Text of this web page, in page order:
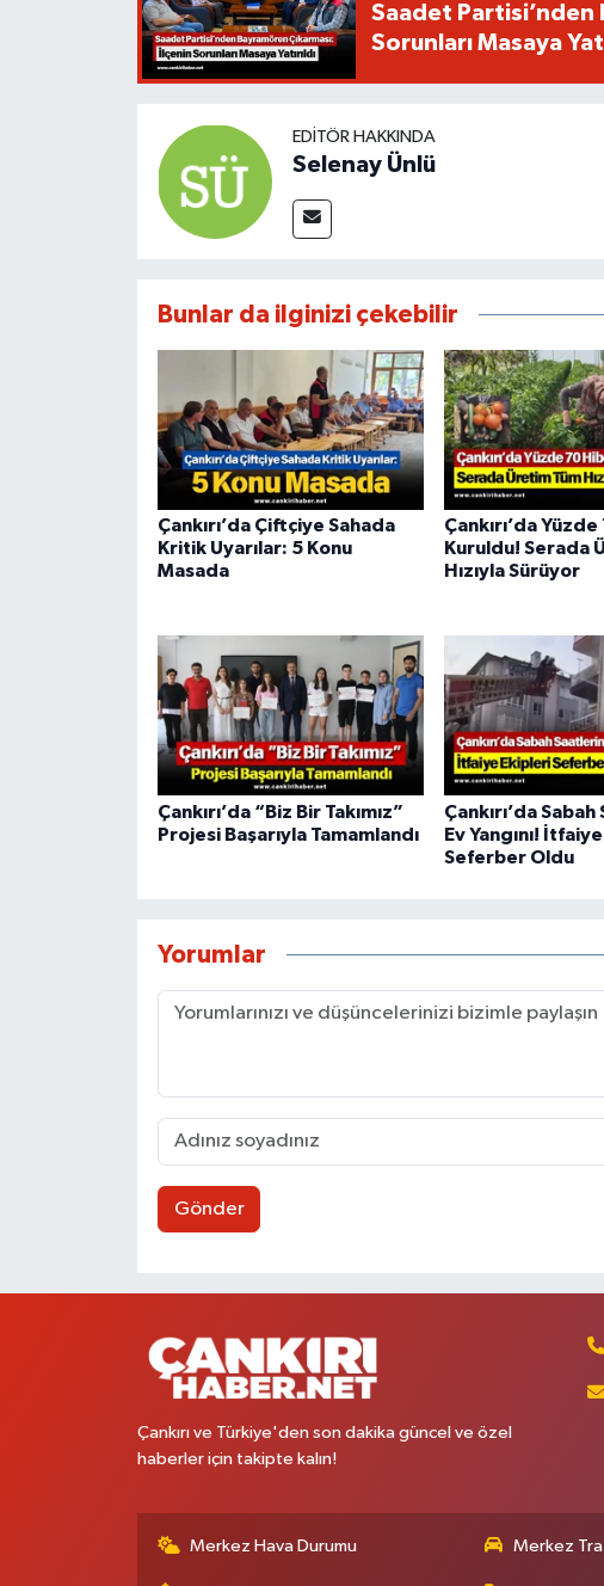
Saadet Partisi’nden
Sorunları Masaya
EDITÖR HAKKINDA
Selenay Ünlü
Bunlar da ilginizi çekebilir
Çankırı’da Çiftçiye Sahada
Kritik Uyarılar: 5 Konu
Masada
Çankırı’da
Kuruldu! Serada
Hızıyla Sürüyor
Çankırı’da “Biz Bir Takımız”
Projesi Başarıyla Tamamlandı
Çankırı’da
Ev Yangını!
Seferber Oldu
Yorumlar
Gönder
Çankırı ve Türkiye'den son dakika güncel ve özel
haberler için takipte kalın!
Merkez Hava Durumu Merkez